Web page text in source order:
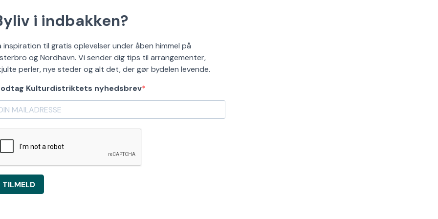
i indbakken?
inspiration til gratis oplevelser under åben himmel på
og Nordhavn. Vi sender dig tips til arrangementer,
perler, nye steder og alt det, der gør bydelen levende.
Kulturdistriktets nyhedsbrev
TILMELD